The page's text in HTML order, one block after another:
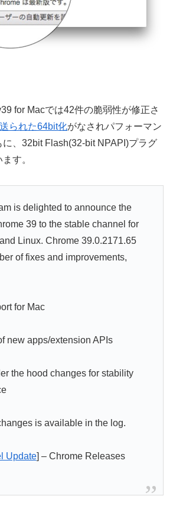
for Macでは42件の脆弱性が修正さ
られた64bit化がなされパフォーマン
に、32bit Flash(32-bit NPAPI)プラグ
す。
is delighted to announce the
39 to the stable channel for
Linux. Chrome 39.0.2171.65
of fixes and improvements,
for Mac
new apps/extension APIs
the hood changes for stability
is available in the log.
Update] – Chrome Releases